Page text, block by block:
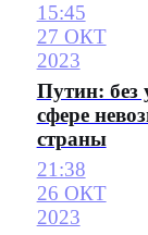
15:45
27 ОКТ
2023
Путин: без
сфере
страны
21:38
26 ОКТ
2023